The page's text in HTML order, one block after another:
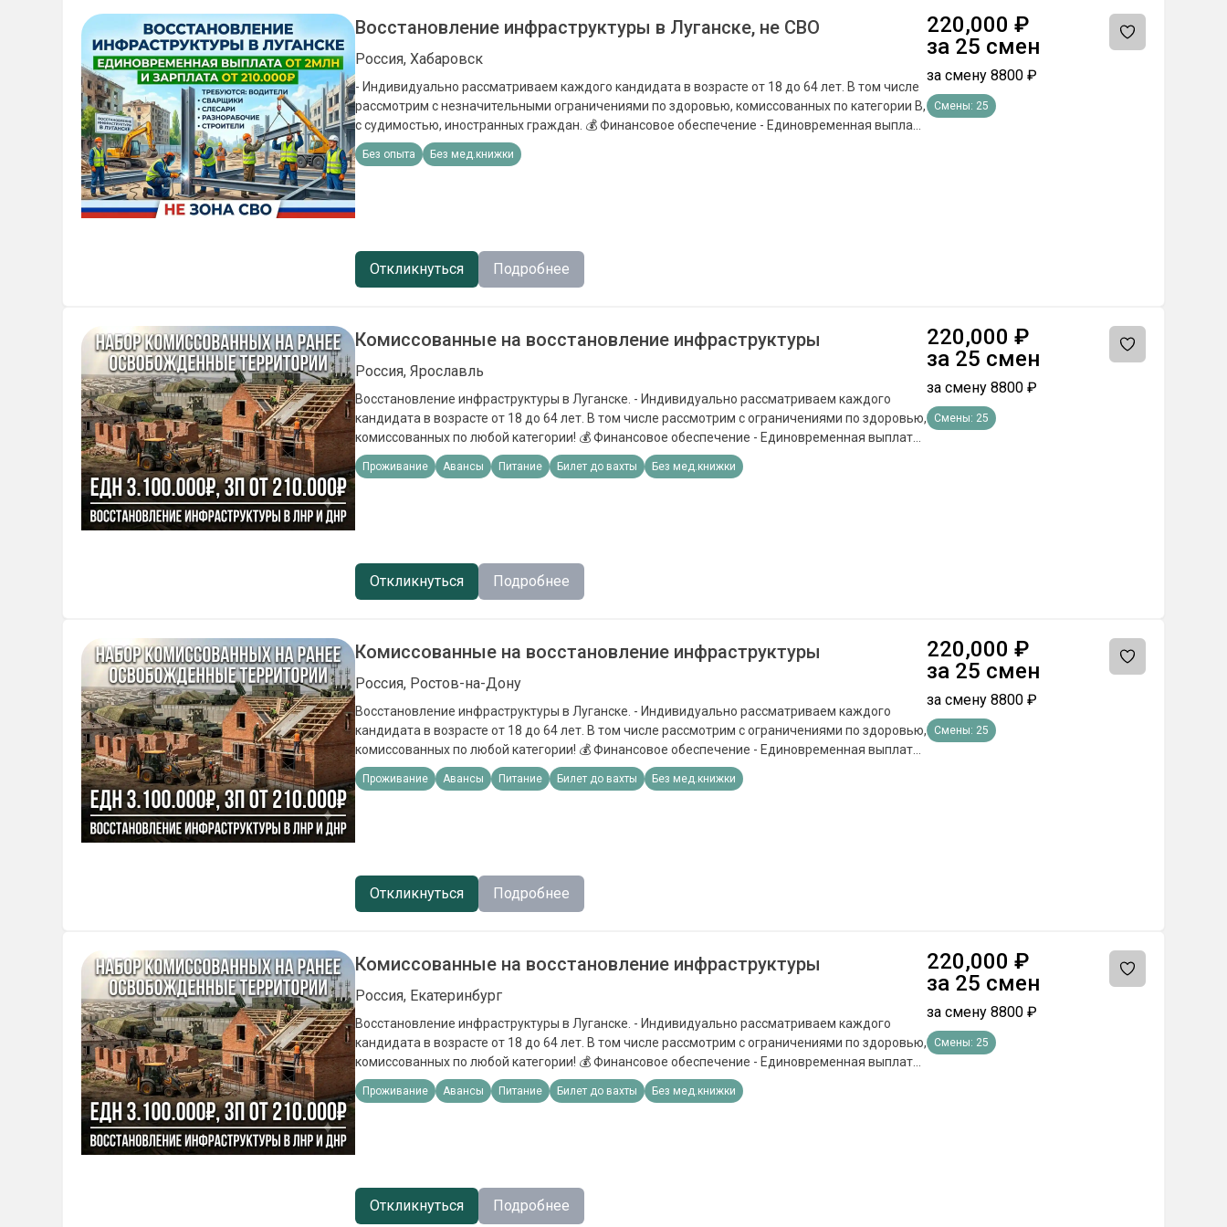
Восстановление инфраструктуры в Луганске, не СВО
Россия, Хабаровск
- Индивидуально рассматриваем каждого кандидата в возрасте от 18 до 64 лет. В том числе
рассмотрим с незначительными ограничениями по здоровью, комиссованных по категории В,
с судимостью, иностранных граждан. 💰 Финансовое обеспечение - Единовременная выплата
(подъёмные) от 1 400 000₽ (зависит от региона, подписания контракта и специальности). -
Ежемесячное довольствие от 210 000 до 500 000 ₽. - Бесплатное проживание, питание и
Без опыта Без мед.книжки
Откликнуться Подробнее
220,000 ₽
за 25 смен
за смену 8800 ₽
Смены: 25
Комиссованные на восстановление инфраструктуры
Россия, Ярославль
Восстановление инфраструктуры в Луганске. - Индивидуально рассматриваем каждого
кандидата в возрасте от 18 до 64 лет. В том числе рассмотрим с ограничениями по здоровью,
комиссованных по любой категории! 💰 Финансовое обеспечение - Единовременная выплата
(подъёмные) 3 100 000₽. - Ежемесячное довольствие от 210 000 до 500 000 ₽. - Бесплатное
проживание, питание и экипировка. - Помощь с покупкой билета до пункта отбора из любой
Проживание Авансы Питание Билет до вахты Без мед.книжки
Откликнуться Подробнее
220,000 ₽
за 25 смен
за смену 8800 ₽
Смены: 25
Комиссованные на восстановление инфраструктуры
Россия, Ростов-на-Дону
Восстановление инфраструктуры в Луганске. - Индивидуально рассматриваем каждого
кандидата в возрасте от 18 до 64 лет. В том числе рассмотрим с ограничениями по здоровью,
комиссованных по любой категории! 💰 Финансовое обеспечение - Единовременная выплата
(подъёмные) 3 100 000₽. - Ежемесячное довольствие от 210 000 до 500 000 ₽. - Бесплатное
проживание, питание и экипировка. - Помощь с покупкой билета до пункта отбора из любой
Проживание Авансы Питание Билет до вахты Без мед.книжки
Откликнуться Подробнее
220,000 ₽
за 25 смен
за смену 8800 ₽
Смены: 25
Комиссованные на восстановление инфраструктуры
Россия, Екатеринбург
Восстановление инфраструктуры в Луганске. - Индивидуально рассматриваем каждого
кандидата в возрасте от 18 до 64 лет. В том числе рассмотрим с ограничениями по здоровью,
комиссованных по любой категории! 💰 Финансовое обеспечение - Единовременная выплата
(подъёмные) 3 100 000₽. - Ежемесячное довольствие от 210 000 до 500 000 ₽. - Бесплатное
проживание, питание и экипировка. - Помощь с покупкой билета до пункта отбора из любой
Проживание Авансы Питание Билет до вахты Без мед.книжки
Откликнуться Подробнее
220,000 ₽
за 25 смен
за смену 8800 ₽
Смены: 25